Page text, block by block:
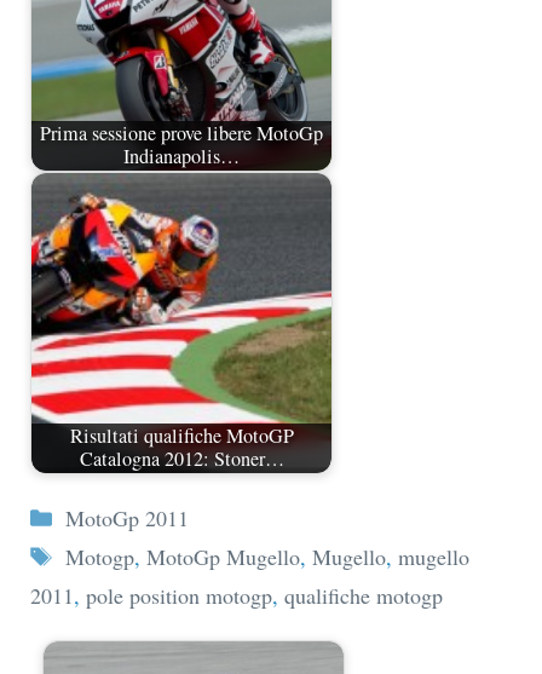
Prima sessione prove libere MotoGp
Indianapolis…
Risultati qualifiche MotoGP
Catalogna 2012: Stoner…
Categorie
MotoGp 2011
Tag
Motogp, MotoGp Mugello, Mugello, mugello
2011, pole position motogp, qualifiche motogp